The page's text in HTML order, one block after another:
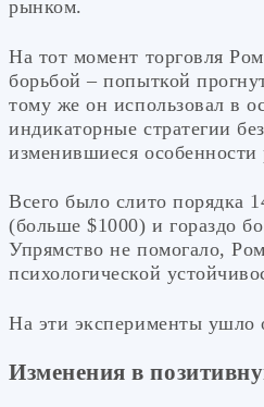
рынком.
На тот момент торговля
борьбой – попыткой
тому же он использовал в
индикаторные стратегии
изменившиеся особенности
Всего было слито порядка
(больше $1000) и гораздо
Упрямство не помогало,
психологической
На эти эксперименты ушло
Изменения в